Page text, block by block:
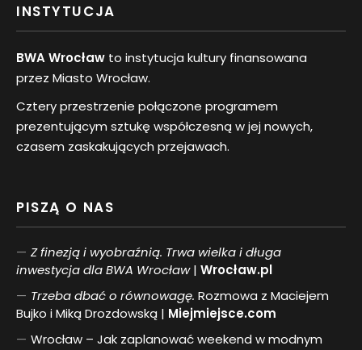
INSTYTUCJA
BWA Wrocław to instytucja kultury finansowana
przez Miasto Wrocław.
Cztery przestrzenie połączone programem
prezentującym sztukę współczesną w jej nowych,
czasem zaskakujących przejawach.
PISZĄ O NAS
Z finezją i wyobraźnią. Trwa wielka i długa
inwestycja dla BWA Wrocław| Wrocław.pl
Trzeba dbać o równowagę. Rozmowa z Maciejem
Bujko i Miką Drozdowską | Miejmiejsce.com
Wrocław – Jak zaplanować weekend w modnym